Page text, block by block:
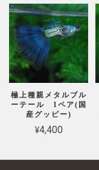
極上種親メタルブル
ーテール 1ペア(国
産グッピー)
¥4,400